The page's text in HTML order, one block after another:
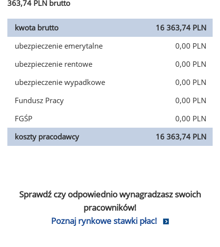
363,74 PLN brutto
kwota brutto
16 363,74 PLN
ubezpieczenie emerytalne
0,00 PLN
ubezpieczenie rentowe
0,00 PLN
ubezpieczenie wypadkowe
0,00 PLN
Fundusz Pracy
0,00 PLN
FGŚP
0,00 PLN
koszty pracodawcy
16 363,74 PLN
Sprawdź czy odpowiednio wynagradzasz swoich
pracowników!
Poznaj rynkowe stawki płac!